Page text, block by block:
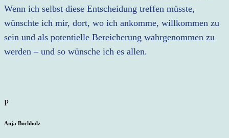
Wenn ich selbst diese Entscheidung treffen müsste,
wünschte ich mir, dort, wo ich ankomme, willkommen zu
sein und als potentielle Bereicherung wahrgenommen zu
werden – und so wünsche ich es allen.
Anja Buchholz